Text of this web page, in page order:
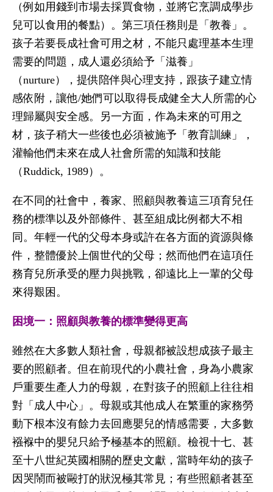
（例如用錢到市場去採買食物，並將它烹調成學步
兒可以食用的餐點）。第三項任務則是「教養」。
孩子若要長成社會可用之材，不能只處理基本生理
需要的問題，成人還必須給予「滋養」
（nurture），提供陪伴與心理支持，跟孩子建立情
感依附，讓他/她們可以取得長成健全大人所需的心
理歸屬與安全感。另一方面，作為未來的可用之
材，孩子稍大一些後也必須被施予「教育訓練」，
灌輸他們未來在成人社會所需的知識和技能
（Ruddick, 1989）。
在不同的社會中，養家、照顧與教養這三項育兒任
務的標準以及外部條件、甚至組成比例都大不相
同。年輕一代的父母本身或許在各方面的資源與條
件，整體優於上個世代的父母；然而他們在這項任
務育兒所承受的壓力與挑戰，卻遠比上一輩的父母
來得艱困。
困境一：照顧與教養的標準變得更高
雖然在大多數人類社會，母親都被設想成孩子最主
要的照顧者。但在前現代的小農社會，身為小農家
戶重要生產人力的母親，在對孩子的照顧上往往相
對「成人中心」。母親或其他成人在繁重的家務勞
動下根本沒有餘力去回應嬰兒的情感需要，大多數
襁褓中的嬰兒只給予極基本的照顧。檢視十七、甚
至十八世紀英國相關的歷史文獻，當時年幼的孩子
因哭鬧而被毆打的狀況極其常見；有些照顧者甚至